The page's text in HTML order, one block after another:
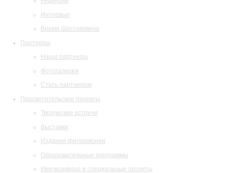
Интервью
Время Шостаковича
Партнеры
Наши партнеры
Фотогалерея
Стать партнером
Просветительские проекты
Творческие встречи
Выставки
Издания филармонии
Образовательные программы
Инклюзивные и специальные проекты